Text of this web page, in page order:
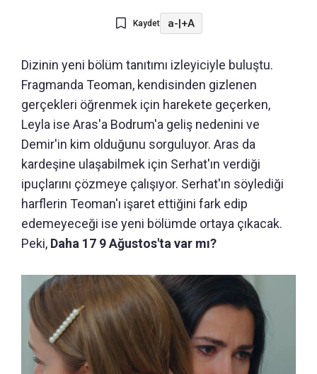
Kaydet a-|+A
Dizinin yeni bölüm tanıtımı izleyiciyle buluştu.
Fragmanda Teoman, kendisinden gizlenen
gerçekleri öğrenmek için harekete geçerken,
Leyla ise Aras'a Bodrum'a geliş nedenini ve
Demir'in kim olduğunu sorguluyor. Aras da
kardeşine ulaşabilmek için Serhat'ın verdiği
ipuçlarını çözmeye çalışıyor. Serhat'ın söylediği
harflerin Teoman'ı işaret ettiğini fark edip
edemeyeceği ise yeni bölümde ortaya çıkacak.
Peki, Daha 17 9 Ağustos'ta var mı?